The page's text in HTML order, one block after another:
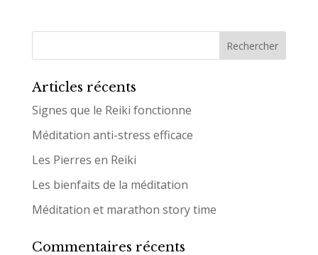
Articles récents
Signes que le Reiki fonctionne
Méditation anti-stress efficace
Les Pierres en Reiki
Les bienfaits de la méditation
Méditation et marathon story time
Commentaires récents